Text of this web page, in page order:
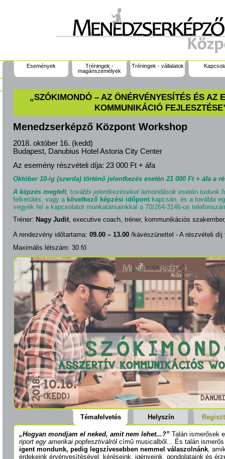
Események
Tréningek -
magánszemélyek
Tréningek - vállalatok
„SZÓKIMONDÓ – AZ ÖNÉRVÉNYESÍTÉS ÉS AZ
KOMMUNIKÁCIÓ
Menedzserképző Központ Workshop
2018. október 16. (kedd)
Budapest, Danubius Hotel Astoria City Center
Az esemény részvételi díja: 23 000 Ft + áfa
Október 10-ig (szerda) történő jelentkezés esetén 21 000 Ft + áfa a
A képzés megtelt, további jelentkezéseket lemondások esetén tudunk
felkerülés, vagy a következő képzési időpont kapcsán, és a további
vegyék fel a kapcsolatot munkatársainkkal a 70/264-3146-os
Tréner: Nagy Judit, executive coach, tréner, kommunikációs
A rendezvény időtartama: 09.00 – 13.00 /kávészünettel - A részvételi
Maximális létszám: 30 fő
Témafelvetés Helyszín
„Hogyan mondjam el neked, amit nem lehet...?” Talán ismerősek
riport egy amerikai popfesztiválról című musicalből... És talán
igent mondunk, pedig legszívesebben nemmel válaszolnánk,
érdekeink érvényesítésével, kéréseink, igényeink, gondolataink és